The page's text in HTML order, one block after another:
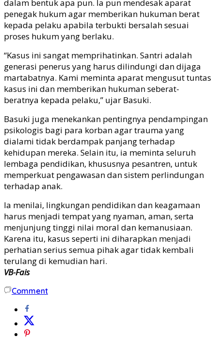
dalam bentuk apa pun. Ia pun mendesak aparat
penegak hukum agar memberikan hukuman berat
kepada pelaku apabila terbukti bersalah sesuai
proses hukum yang berlaku.
“Kasus ini sangat memprihatinkan. Santri adalah
generasi penerus yang harus dilindungi dan dijaga
martabatnya. Kami meminta aparat mengusut tuntas
kasus ini dan memberikan hukuman seberat-
beratnya kepada pelaku,” ujar Basuki.
Basuki juga menekankan pentingnya pendampingan
psikologis bagi para korban agar trauma yang
dialami tidak berdampak panjang terhadap
kehidupan mereka. Selain itu, ia meminta seluruh
lembaga pendidikan, khususnya pesantren, untuk
memperkuat pengawasan dan sistem perlindungan
terhadap anak.
Ia menilai, lingkungan pendidikan dan keagamaan
harus menjadi tempat yang nyaman, aman, serta
menjunjung tinggi nilai moral dan kemanusiaan.
Karena itu, kasus seperti ini diharapkan menjadi
perhatian serius semua pihak agar tidak kembali
terulang di kemudian hari.
VB-Fais
Comment